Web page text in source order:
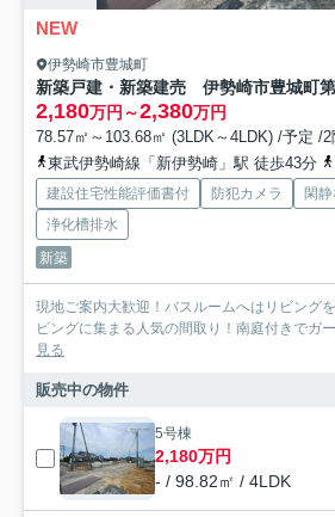
NEW
伊勢崎市豊城町
2,180万円～2,380万円
78.57㎡～103.68㎡ (3LDK～4LDK) /予定 /2
東武伊勢崎線「新伊勢崎」駅 徒歩43分
建設住宅性能評価書付 防犯カメラ 閑
浄化槽排水
新築
現地ご案内大歓迎！バスルームへはリビング
ビングに集まる人気の間取り！南庭付きでガ
見る
販売中の物件
5号棟
2,180万円
- / 98.82㎡ / 4LDK